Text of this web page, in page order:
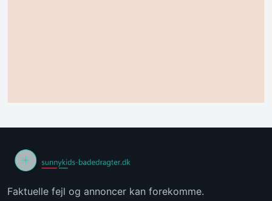
Faktuelle fejl og annoncer kan forekomme.